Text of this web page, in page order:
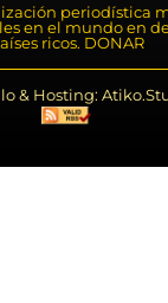
periodística
en el mundo en
ricos. DONAR
& Hosting: